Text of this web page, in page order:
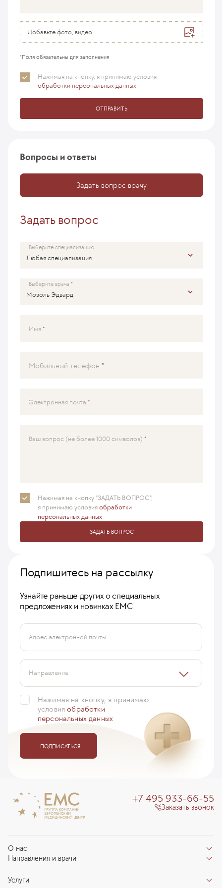
Добавьте фото, видео
*Поля обязательны для заполнения
Нажимая на кнопку, я принимаю условия
обработки персональных данных
ОТПРАВИТЬ
Вопросы и ответы
Задать вопрос врачу
Задать вопрос
Выберите специализацию
Выберите врача
Имя
Мобильный телефон
Электронная почта
Ваш вопрос (не более 1000 символов)
Нажимая на кнопку "ЗАДАТЬ ВОПРОС",
я принимаюусловияобработки
персональных данных
ЗАДАТЬ ВОПРОС
Подпишитесь на рассылку
Узнайте раньше других о специальных
предложениях и новинках ЕМС
Адрес электронной почты
Направление
Нажимая на кнопку, я принимаю
условияобработки
персональных данных
ПОДПИСАТЬСЯ
О нас
Отзывы пациентов
О клинике
Направления и врачи
Направления
Услуги
+7 495 933-66-55
Заказать звонок